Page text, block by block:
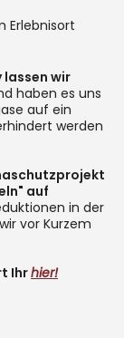
Erlebnisort
wir
haben es uns
auf ein
werden
auf
in der
vor Kurzem
Ihrhier!